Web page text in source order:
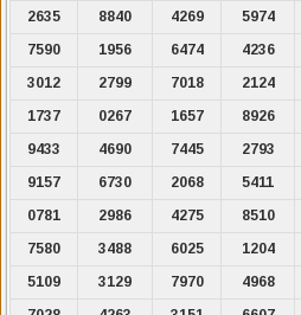
2635
8840 4269 5974
7590
1956 6474 4236
3012
2799 7018 2124
1737
0267 1657 8926
9433
4690 7445 2793
9157
6730 2068 5411
0781
2986 4275 8510
7580
3488 6025 1204
5109
3129 7970 4968